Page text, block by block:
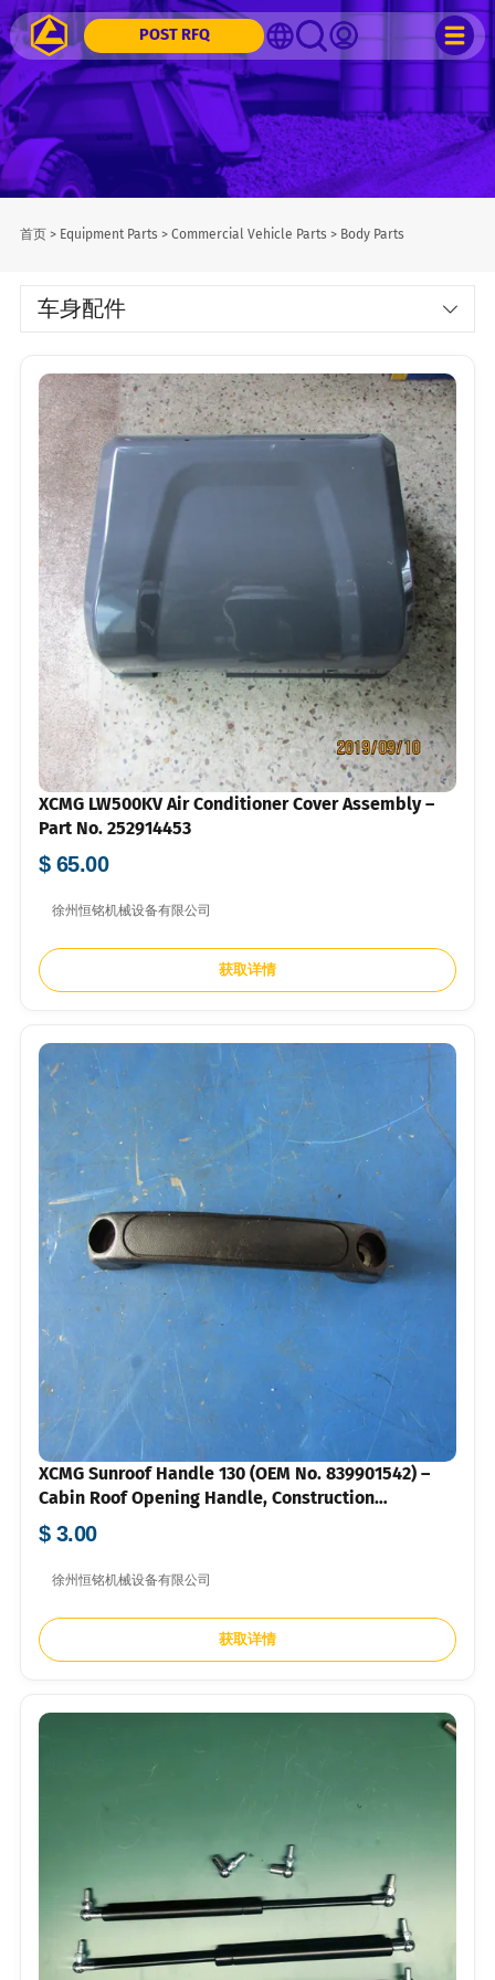
POST RFQ
首页> Equipment Parts > Commercial Vehicle Parts > Body Parts
车身配件
XCMG LW500KV Air Conditioner Cover Assembly –
Part No. 252914453
$ 65.00
徐州恒铭机械设备有限公司
获取详情
XCMG Sunroof Handle 130 (OEM No. 839901542) –
Cabin Roof Opening Handle, Construction
Machinery
$ 3.00
徐州恒铭机械设备有限公司
获取详情